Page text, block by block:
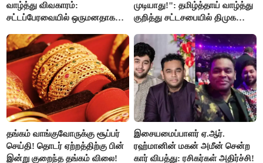
வாழ்த்து விவகாரம்:
சட்டப்பேரவையில் ஒருமனதாக
முடியாது!": தமிழ்த்தாய் வாழ்த்து
குறித்து சட்டசபையில் திமுக
தங்கம் வாங்குவோருக்கு சூப்பர்
செய்தி! தொடர் ஏற்றத்திற்கு பின்
இன்று குறைந்த தங்கம் விலை!
இசையமைப்பாளர் ஏ.ஆர்.
ரஹ்மானின் மகன் அமீன் சென்ற
கார் விபத்து: ரசிகர்கள் அதிர்ச்சி!